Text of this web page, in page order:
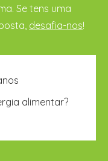
Se tens uma
desafia-nos!
alimentar?
uma resposta
ele acha que os